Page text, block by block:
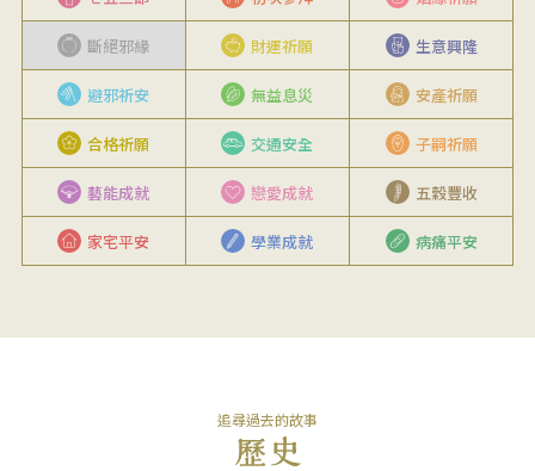
斷絕邪緣 財運祈願 生意興隆
避邪祈安 無益息災 安產祈願
合格祈願 交通安全 子嗣祈願
藝能成就 戀愛成就 五穀豐收
家宅平安 學業成就 病痛平安
追尋過去的故事